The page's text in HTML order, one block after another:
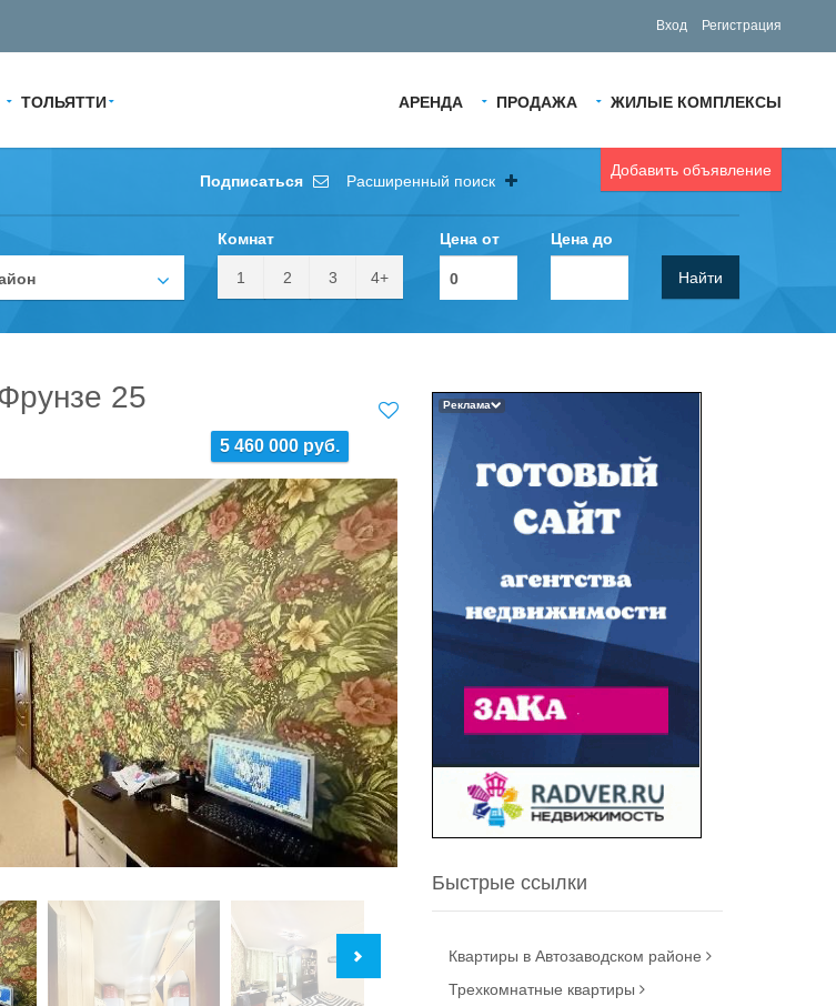
Вход Регистрация
АРЕНДА ПРОДАЖА ЖИЛЫЕ КОМПЛЕКСЫ
ТОЛЬЯТТИ
Добавить объявление
Подписаться Расширенный поиск
Комнат
1 2 3 4+
Цена от Цена до
Найти
25
5 460 000 руб.
Реклама
Быстрые ссылки
Квартиры в Автозаводском районе
Трехкомнатные квартиры